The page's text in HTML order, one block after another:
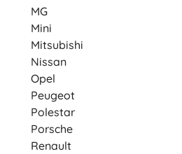
MG
Mini
Mitsubishi
Nissan
Opel
Peugeot
Polestar
Porsche
Renault